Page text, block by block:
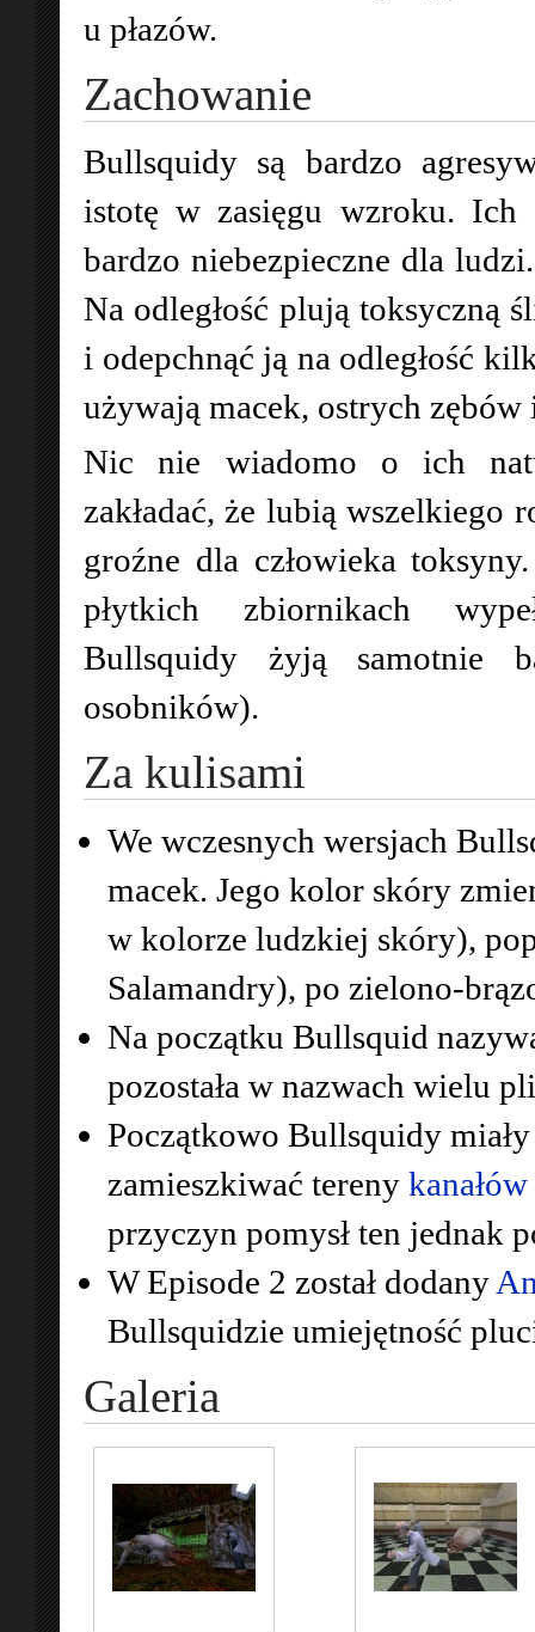
u płazów.
Zachowanie
Bullsquidy są bardzo
istotę w zasięgu wzroku. Ich
bardzo niebezpieczne dla
Na odległość plują toksyczną
i odepchnąć ją na odległość
używają macek, ostrych zębów
Nic nie wiadomo o ich
zakładać, że lubią wszelkiego
groźne dla człowieka
płytkich zbiornikach
Bullsquidy żyją samotnie
osobników).
Za kulisami
We wczesnych wersjach
macek. Jego kolor skóry
w kolorze ludzkiej skóry),
Salamandry), po zielono-
Na początku Bullsquid
pozostała w nazwach wielu
Początkowo Bullsquidy
zamieszkiwać tereny kanałów
przyczyn pomysł ten jednak
W Episode 2 został dodany
Bullsquidzie umiejętność
Galeria